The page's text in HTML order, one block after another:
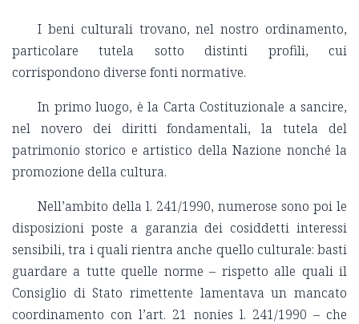
I beni culturali trovano, nel nostro ordinamento,
particolare tutela sotto distinti profili, cui
corrispondono diverse fonti normative.
In primo luogo, è la Carta Costituzionale a sancire,
nel novero dei diritti fondamentali, la tutela del
patrimonio storico e artistico della Nazione nonché la
promozione della cultura.
Nell’ambito della l. 241/1990, numerose sono poi le
disposizioni poste a garanzia dei cosiddetti interessi
sensibili, tra i quali rientra anche quello culturale: basti
guardare a tutte quelle norme – rispetto alle quali il
Consiglio di Stato rimettente lamentava un mancato
coordinamento con l’art. 21 nonies l. 241/1990 – che